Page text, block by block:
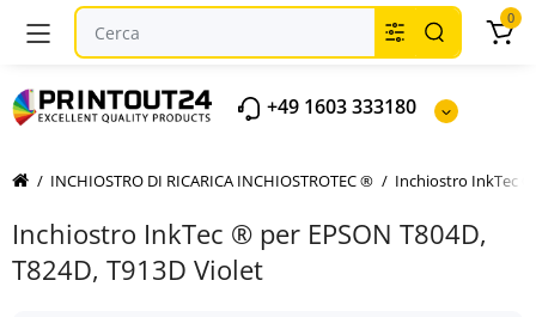
+49 1603 333180
0
INCHIOSTRO DI RICARICA INCHIOSTROTEC ® Inchiostro InkTec ®
Inchiostro InkTec ® per EPSON T804D,
T824D, T913D Violet